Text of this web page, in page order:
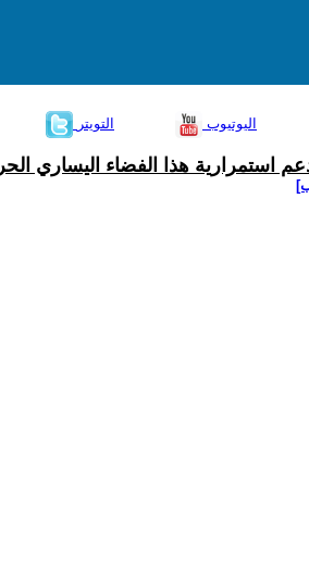
التويتر اليوتيوب
استمرارية هذا الفضاء اليساري الحر